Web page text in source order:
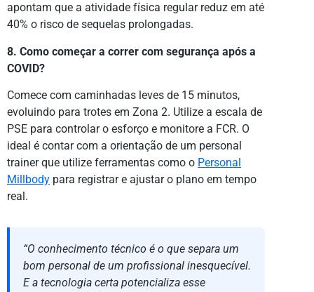
apontam que a atividade física regular reduz em até
40% o risco de sequelas prolongadas.
8. Como começar a correr com segurança após a
COVID?
Comece com caminhadas leves de 15 minutos,
evoluindo para trotes em Zona 2. Utilize a escala de
PSE para controlar o esforço e monitore a FCR. O
ideal é contar com a orientação de um personal
trainer que utilize ferramentas como o Personal
Millbody para registrar e ajustar o plano em tempo
real.
“O conhecimento técnico é o que separa um
bom personal de um profissional inesquecível.
E a tecnologia certa potencializa esse